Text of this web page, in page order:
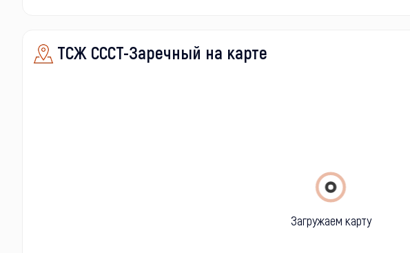
ТСЖ СССТ-Заречный на карте
Загружаем карту